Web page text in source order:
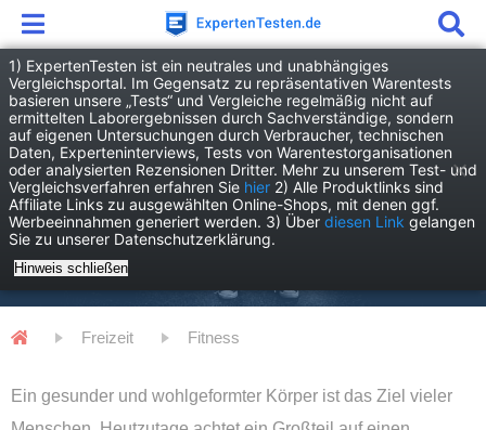
1) ExpertenTesten ist ein neutrales und unabhängiges
Vergleichsportal. Im Gegensatz zu repräsentativen Warentests
basieren unsere „Tests“ und Vergleiche regelmäßig nicht auf
ermittelten Laborergebnissen durch Sachverständige, sondern
auf eigenen Untersuchungen durch Verbraucher, technischen
Daten, Experteninterviews, Tests von Warentestorganisationen
oder analysierten Rezensionen Dritter. Mehr zu unserem Test- und
Vergleichsverfahren erfahren Sie hier 2) Alle Produktlinks sind
Affiliate Links zu ausgewählten Online-Shops, mit denen ggf.
Werbeeinnahmen generiert werden. 3) Über diesen Link gelangen
Sie zu unserer Datenschutzerklärung.
Hinweis schließen
Fitness
Freizeit Fitness
Ein gesunder und wohlgeformter Körper ist das Ziel vieler